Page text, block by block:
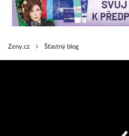
Zeny.cz Šťastný blog